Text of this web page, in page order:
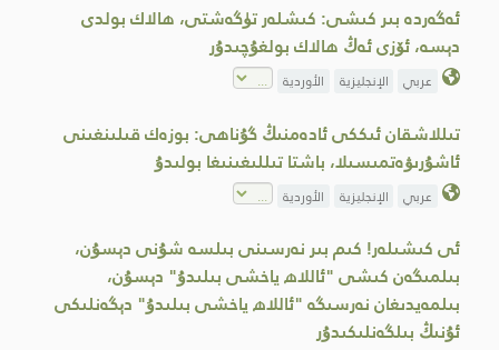
ئەگەردە بىر كىشى: كىشلەر تۈگەشتى، ھالاك بولدى
دېسە، ئۆزى ئەڭ ھالاك بولغۇچىدۇر
عربي الإنجليزية الأوردية
تىللاشقان ئىككى ئادەمنىڭ گۇناھى: بوزەك قىلىنغىنى
ئاشۇرىۋەتمىسىلا، باشتا تىللىغىنىغا بولىدۇ
عربي الإنجليزية الأوردية
ئى كىشىلەر! كىم بىر نەرسىنى بىلسە شۇنى دېسۇن،
بىلمىگەن كىشى "ئاللاھ ياخشى بىلىدۇ" دېسۇن،
بىلمەيدىغان نەرسىگە "ئاللاھ ياخشى بىلىدۇ" دېگەنلىكى
ئۇنىڭ بىلگەنلىكىدۇر